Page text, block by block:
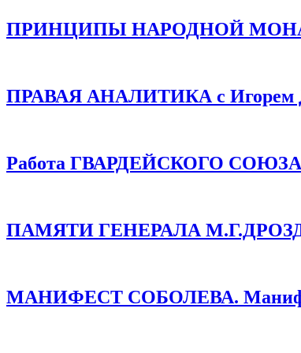
ПРИНЦИПЫ НАРОДНОЙ
ПРАВАЯ АНАЛИТИКА с Игорем
Работа ГВАРДЕЙСКОГО СОЮЗА —
ПАМЯТИ ГЕНЕРАЛА
МАНИФЕСТ СОБОЛЕВА. Манифест